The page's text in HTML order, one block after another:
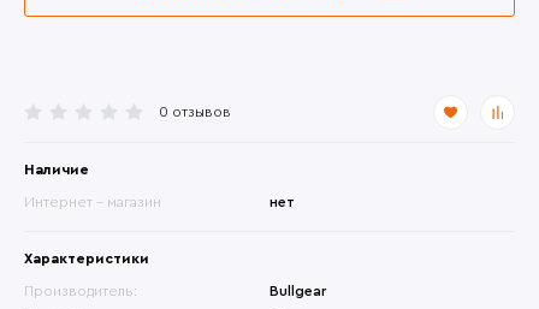
0 отзывов
Наличие
Интернет - магазин нет
Характеристики
Производитель:
Bullgear